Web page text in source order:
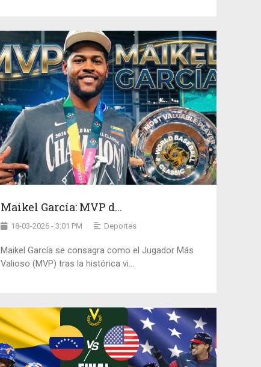
Maikel García: MVP d...
18-03-2026 - 3:01 PM Deportes
Maikel García se consagra como el Jugador Más
Valioso (MVP) tras la histórica vi...